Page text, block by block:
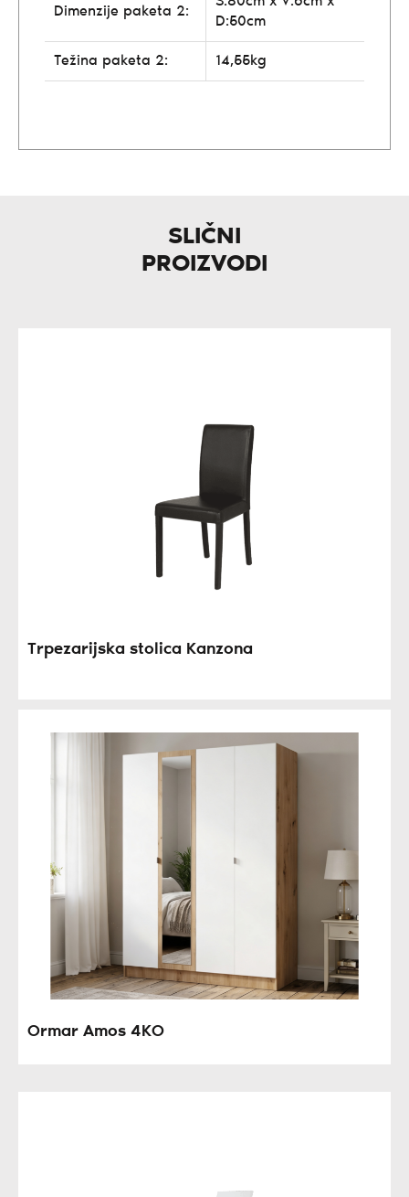
Dimenzije paketa 2:
D:50cm
Težina paketa 2: 14,55kg
SLIČNI
PROIZVODI
Trpezarijska stolica Kanzona
Ormar Amos 4KO